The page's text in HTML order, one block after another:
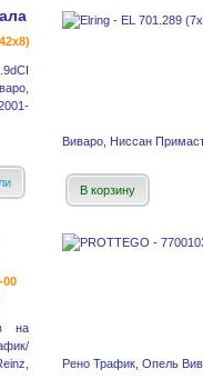
Виваро, Ниссан
В корзину
00
на
Рено Трафик, Опель